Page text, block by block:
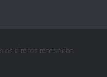
os direitos reservados.